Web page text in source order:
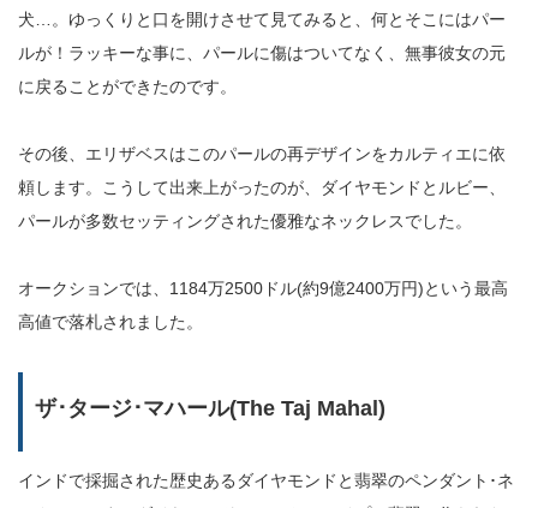
犬…。ゆっくりと口を開けさせて見てみると、何とそこにはパー
ルが！ラッキーな事に、パールに傷はついてなく、無事彼女の元
に戻ることができたのです。
その後、エリザベスはこのパールの再デザインをカルティエに依
頼します。こうして出来上がったのが、ダイヤモンドとルビー、
パールが多数セッティングされた優雅なネックレスでした。
オークションでは、1184万2500ドル(約9億2400万円)という最高
高値で落札されました。
ザ･タージ･マハール(The Taj Mahal)
インドで採掘された歴史あるダイヤモンドと翡翠のペンダント･ネ